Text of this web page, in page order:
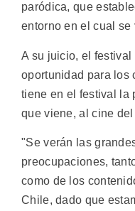
paródica, que
entorno en el cual se
A su juicio, el festival
oportunidad para los
tiene en el festival la
que viene, al cine
"Se verán las
preocupaciones,
como de los
Chile, dado que